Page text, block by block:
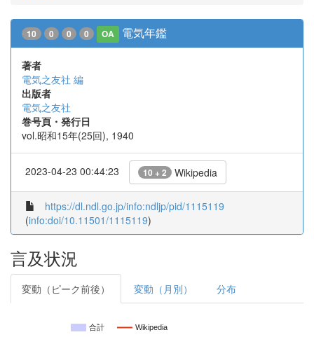
10 0 0 0 OA 電気年鑑
著者
電気之友社 編
出版者
電気之友社
巻号頁・発行日
vol.昭和15年(25回), 1940
2023-04-23 00:44:23 10 + 2 Wikipedia
https://dl.ndl.go.jp/info:ndljp/pid/1115119
(info:doi/10.11501/1115119)
言及状況
変動（ピーク前後） 変動（月別） 分布
合計 Wikipedia